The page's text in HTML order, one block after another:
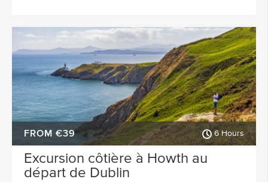
FROM €39 6 Hours
Excursion côtière à Howth au
départ de Dublin